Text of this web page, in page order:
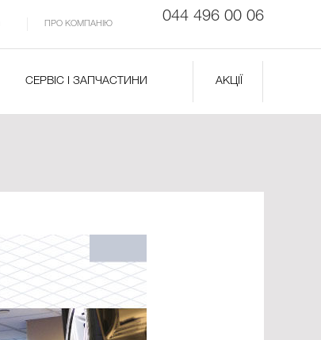
044 496 00 06
ПРО КОМПАНІЮ
СЕРВІС І ЗАПЧАСТИНИ АКЦІЇ